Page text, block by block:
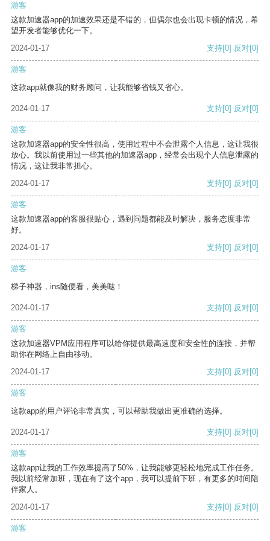
游客
这款加速器app的加速效果还是不错的，但偶尔也会出现卡顿的情况，希
望开发者能够优化一下。
2024-01-17
支持[0] 反对[0]
游客
这款app就像我的财务顾问，让我能够省钱又省心。
2024-01-17 支持[0] 反对[0]
游客
这款加速器app的安全性很高，使用过程中不会泄露个人信息，这让我很
放心。我以前使用过一些其他的加速器app，经常会出现个人信息泄露的
情况，这让我非常担心。
2024-01-17
支持[0] 反对[0]
游客
这款加速器app的客服很贴心，遇到问题都能及时解决，服务态度非常
好。
2024-01-17
支持[0] 反对[0]
游客
梯子神器，ins随便看，美美哒！
2024-01-17 支持[0] 反对[0]
游客
这款加速器VPM应用程序可以给你提供最高速度和安全性的连接，并帮
助你在网络上自由移动。
2024-01-17
支持[0] 反对[0]
游客
这款app的用户评论非常真实，可以帮助我做出更准确的选择。
2024-01-17 支持[0] 反对[0]
游客
这款app让我的工作效率提高了50%，让我能够更轻松地完成工作任务。
我以前经常加班，现在有了这个app，我可以提前下班，有更多的时间陪
伴家人。
2024-01-17
支持[0] 反对[0]
游客